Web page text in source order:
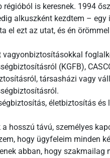
régióból is keresnek. 1994
alkuszként kezdtem –
el ezt az utat, és én
vagyonbiztosításokkal
(KGFB),
társasházi vagy
életbiztosítás
a hosszú távú, személyes
hogy ügyfeleim minden
abban, hogy